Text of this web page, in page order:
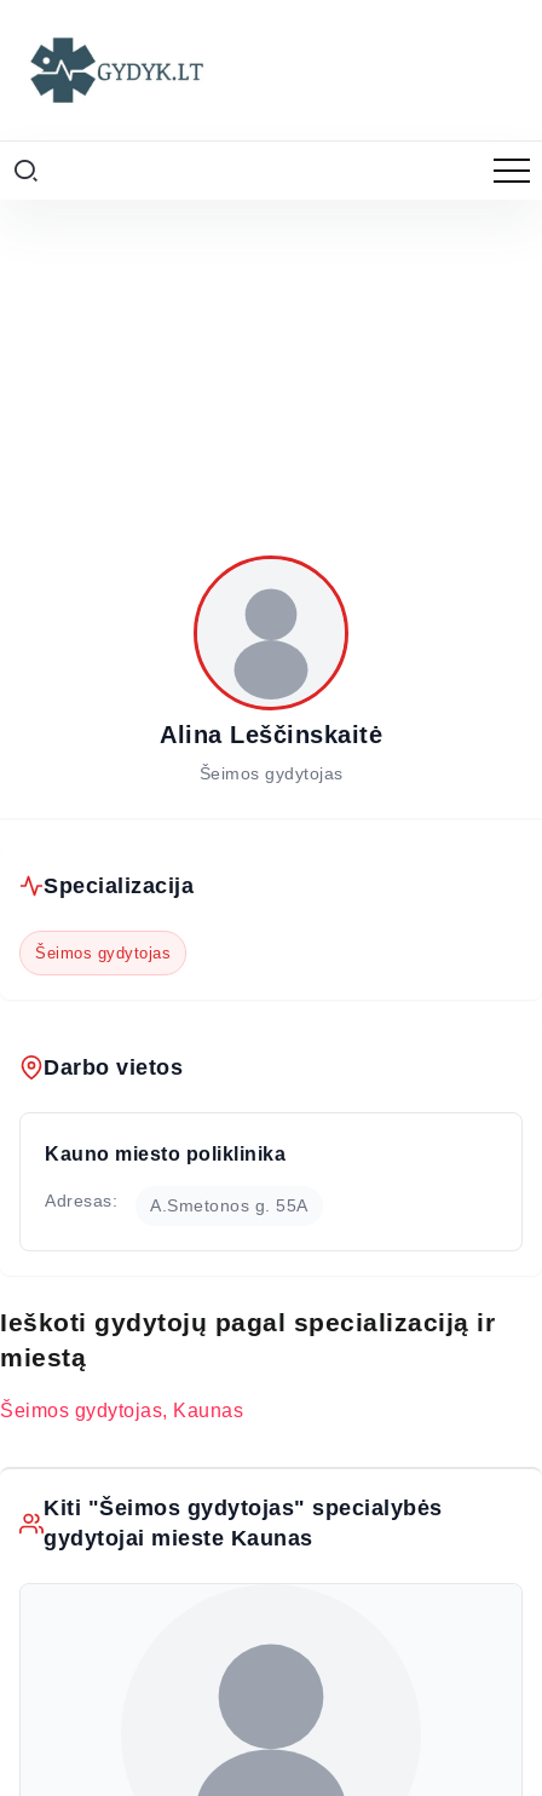
Alina Leščinskaitė
Šeimos gydytojas
Specializacija
Šeimos gydytojas
Darbo vietos
Kauno miesto poliklinika
Adresas: A.Smetonos g. 55A
Ieškoti gydytojų pagal specializaciją ir
miestą
Šeimos gydytojas, Kaunas
Kiti "Šeimos gydytojas" specialybės
gydytojai mieste Kaunas